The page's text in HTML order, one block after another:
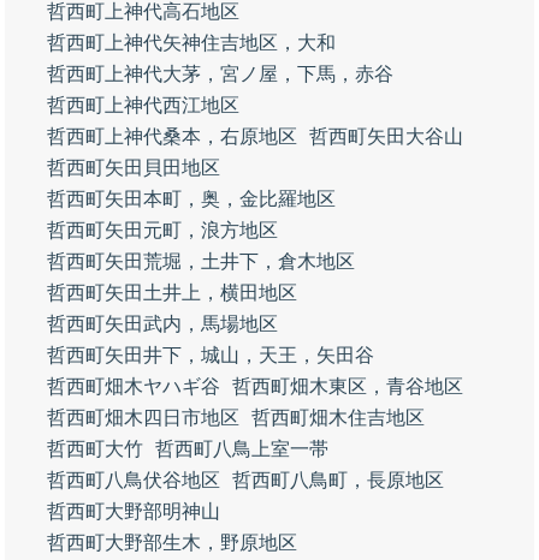
哲西町上神代高石地区
哲西町上神代矢神住吉地区，大和
哲西町上神代大茅，宮ノ屋，下馬，赤谷
哲西町上神代西江地区
哲西町上神代桑本，右原地区
哲西町矢田大谷山
哲西町矢田貝田地区
哲西町矢田本町，奥，金比羅地区
哲西町矢田元町，浪方地区
哲西町矢田荒堀，土井下，倉木地区
哲西町矢田土井上，横田地区
哲西町矢田武内，馬場地区
哲西町矢田井下，城山，天王，矢田谷
哲西町畑木ヤハギ谷
哲西町畑木東区，青谷地区
哲西町畑木四日市地区
哲西町畑木住吉地区
哲西町大竹 哲西町八鳥上室一帯
哲西町八鳥伏谷地区
哲西町八鳥町，長原地区
哲西町大野部明神山
哲西町大野部生木，野原地区